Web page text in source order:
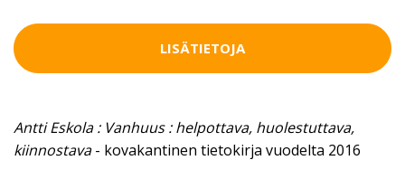
LISÄTIETOJA
Antti Eskola : Vanhuus : helpottava, huolestuttava,
kiinnostava- kovakantinen tietokirja vuodelta 2016